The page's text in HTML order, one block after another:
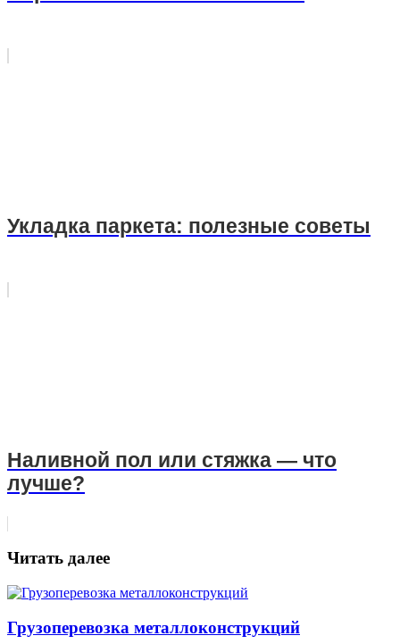
Укладка паркета: полезные советы
Наливной пол или стяжка — что
лучше?
Читать далее
Грузоперевозка металлоконструкций